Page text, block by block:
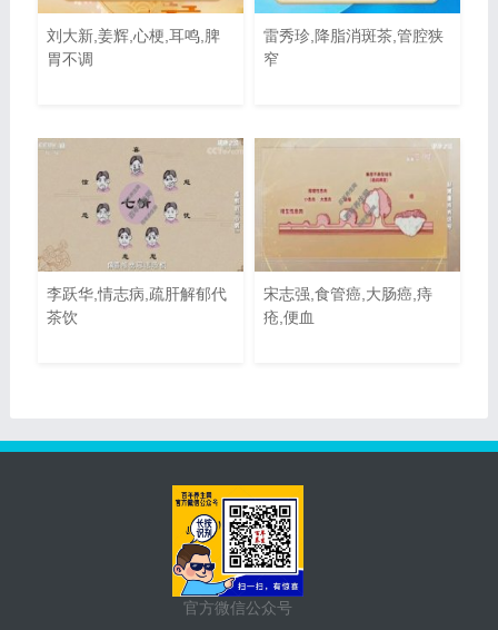
刘大新,姜辉,心梗,耳鸣,脾
胃不调
雷秀珍,降脂消斑茶,管腔狭
窄
李跃华,情志病,疏肝解郁代
茶饮
宋志强,食管癌,大肠癌,痔
疮,便血
官方微信公众号